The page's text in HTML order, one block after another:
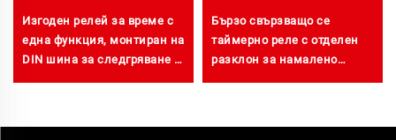
Изгоден релей за време с
една функция, монтиран на
DIN шина за следгряване и
Бързо свързващо се
таймерно реле с отделен
разклон за намалено